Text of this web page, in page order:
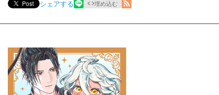
Post
シェアする 埋め込む